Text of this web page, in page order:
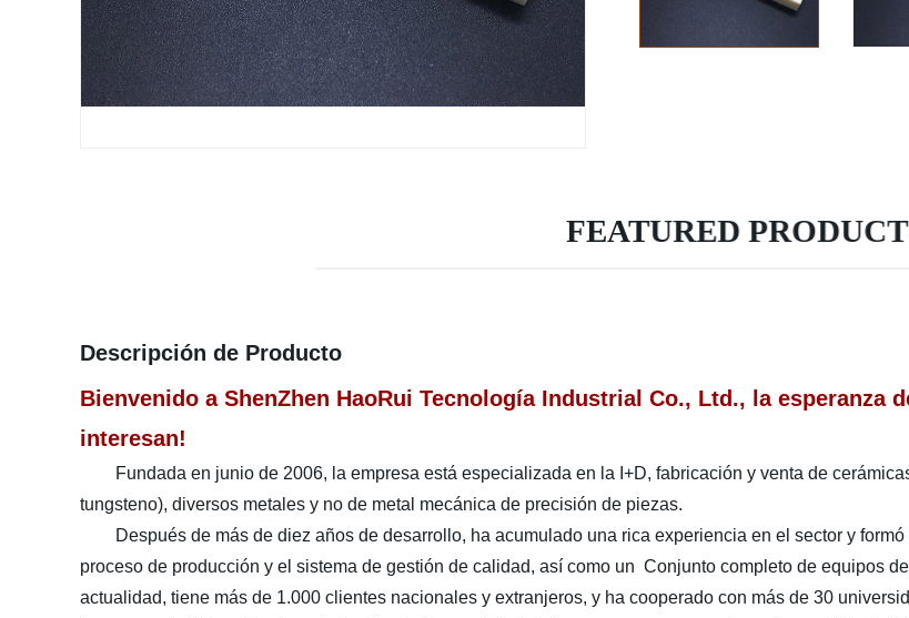
FEATURED
Descripción de Producto
Bienvenido a ShenZhen HaoRui Tecnología Industrial Co., Ltd., la esperanza
interesan!
Fundada en junio de 2006, la empresa está especializada en la I+D, fabricación y venta de
tungsteno), diversos metales y no de metal mecánica de precisión de piezas.
Después de más de diez años de desarrollo, ha acumulado una rica experiencia en el sector y
proceso de producción y el sistema de gestión de calidad, así como un Conjunto completo de equipos
actualidad, tiene más de 1.000 clientes nacionales y extranjeros, y ha cooperado con más de 30